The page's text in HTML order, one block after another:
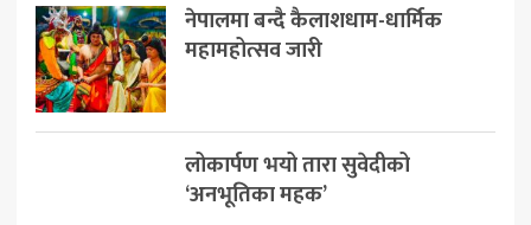
नेपालमा बन्दै कैलाशधाम-धार्मिक
महामहोत्सव जारी
लोकार्पण भयो तारा सुवेदीको
‘अनभूतिका महक’